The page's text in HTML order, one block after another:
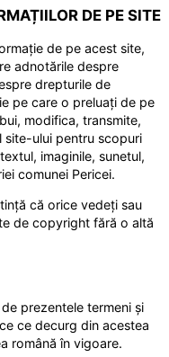
DE PE SITE
de pe acest site,
adnotările despre
drepturile de
pe care o preluați de pe
modifica, transmite,
site-ului pentru scopuri
imaginile, sunetul,
comunei Pericei.
că orice vedeți sau
de copyright fără o altă
prezentele termeni și
ce decurg din acestea
română în vigoare.